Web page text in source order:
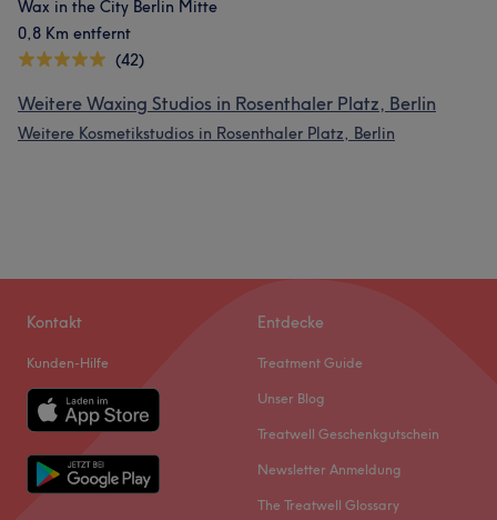
Wax in the City Berlin Mitte
0,8 Km entfernt
(42)
Weitere Waxing Studios in Rosenthaler Platz, Berlin
Weitere Kosmetikstudios in Rosenthaler Platz, Berlin
Kontakt
Kunden-Hilfe
Entdecke
Treatment Guide
Unser Blog
Treatwell Geschenkgutschein
Newsletter Anmeldung
The Treatwell Glossary